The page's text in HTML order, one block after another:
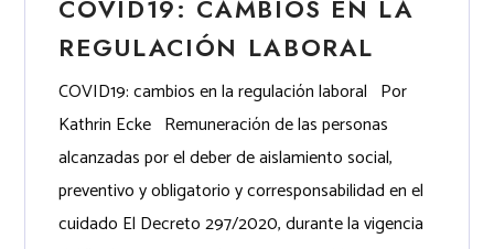
COVID19: CAMBIOS EN LA
REGULACIÓN LABORAL
COVID19: cambios en la regulación laboral Por
Kathrin Ecke Remuneración de las personas
alcanzadas por el deber de aislamiento social,
preventivo y obligatorio y corresponsabilidad en el
cuidado El Decreto 297/2020, durante la vigencia